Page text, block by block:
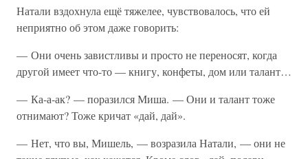
Натали вздохнула ещё тяжелее, чувствовалось, что ей
неприятно об этом даже говорить:
— Они очень завистливы и просто не переносят, когда
другой имеет что-то — книгу, конфеты, дом или талант…
— Ка-а-ак? — поразился Миша. — Они и талант тоже
отнимают? Тоже кричат «дай, дай».
— Нет, что вы, Мишель, — возразила Натали, — они не